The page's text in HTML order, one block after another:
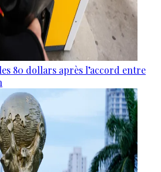
80 dollars après l’accord entre